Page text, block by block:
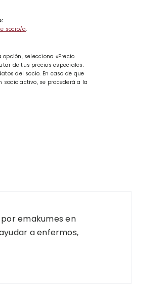
socio/a.
selecciona «Precio
de tus precios especiales.
del socio. En caso de que
activo, se procederá a la
emakumes en
a enfermos,